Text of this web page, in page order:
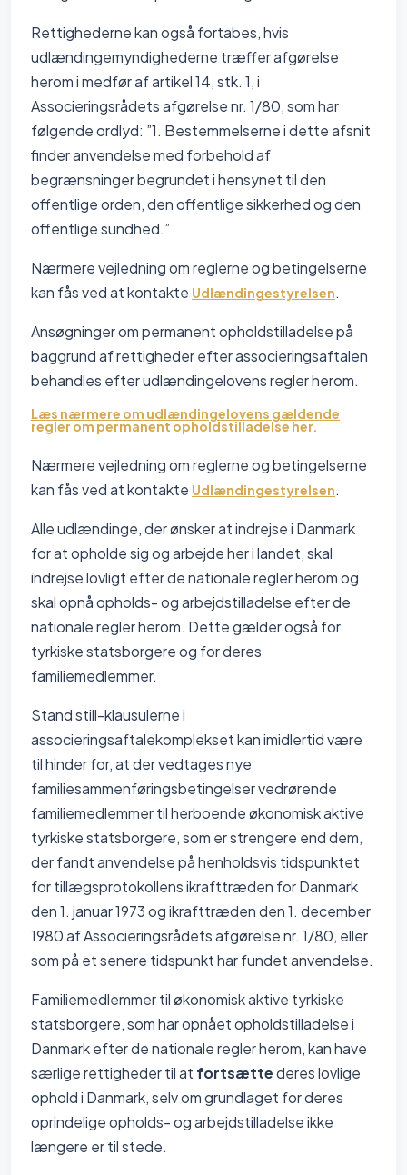
Rettighederne kan også fortabes, hvis
udlændingemyndighederne træffer afgørelse
herom i medfør af artikel 14, stk. 1, i
Associeringsrådets afgørelse nr. 1/80, som har
følgende ordlyd: ”1. Bestemmelserne i dette afsnit
finder anvendelse med forbehold af
begrænsninger begrundet i hensynet til den
offentlige orden, den offentlige sikkerhed og den
offentlige sundhed.”
Nærmere vejledning om reglerne og betingelserne
kan fås ved at kontakte Udlændingestyrelsen.
Ansøgninger om permanent opholdstilladelse på
baggrund af rettigheder efter associeringsaftalen
behandles efter udlændingelovens regler herom.
Læs nærmere om udlændingelovens gældende
regler om permanent opholdstilladelse her.
Nærmere vejledning om reglerne og betingelserne
kan fås ved at kontakte Udlændingestyrelsen.
Alle udlændinge, der ønsker at indrejse i Danmark
for at opholde sig og arbejde her i landet, skal
indrejse lovligt efter de nationale regler herom og
skal opnå opholds- og arbejdstilladelse efter de
nationale regler herom. Dette gælder også for
tyrkiske statsborgere og for deres
familiemedlemmer.
Stand still-klausulerne i
associeringsaftalekomplekset kan imidlertid være
til hinder for, at der vedtages nye
familiesammenføringsbetingelser vedrørende
familiemedlemmer til herboende økonomisk aktive
tyrkiske statsborgere, som er strengere end dem,
der fandt anvendelse på henholdsvis tidspunktet
for tillægsprotokollens ikrafttræden for Danmark
den 1. januar 1973 og ikrafttræden den 1. december
1980 af Associeringsrådets afgørelse nr. 1/80, eller
som på et senere tidspunkt har fundet anvendelse.
Familiemedlemmer til økonomisk aktive tyrkiske
statsborgere, som har opnået opholdstilladelse i
Danmark efter de nationale regler herom, kan have
særlige rettigheder til at fortsættederes lovlige
ophold i Danmark, selv om grundlaget for deres
oprindelige opholds- og arbejdstilladelse ikke
længere er til stede.